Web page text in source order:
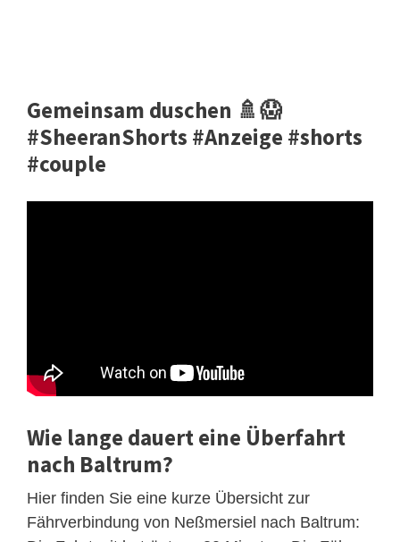
Gemeinsam duschen 🚿😱
#SheeranShorts #Anzeige #shorts
#couple
Wie lange dauert eine Überfahrt
nach Baltrum?
Hier finden Sie eine kurze Übersicht zur
Fährverbindung von Neßmersiel nach Baltrum: